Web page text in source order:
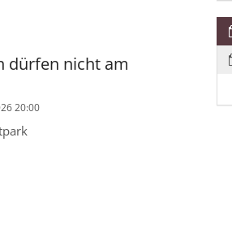
dürfen nicht am
20:00